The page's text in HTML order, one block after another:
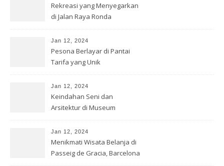
Rekreasi yang Menyegarkan
di Jalan Raya Ronda
Jan 12, 2024
Pesona Berlayar di Pantai
Tarifa yang Unik
Jan 12, 2024
Keindahan Seni dan
Arsitektur di Museum
Jan 12, 2024
Menikmati Wisata Belanja di
Passeig de Gracia, Barcelona